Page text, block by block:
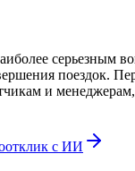
серьезным
поездок.
и менеджерам,
с ИИ